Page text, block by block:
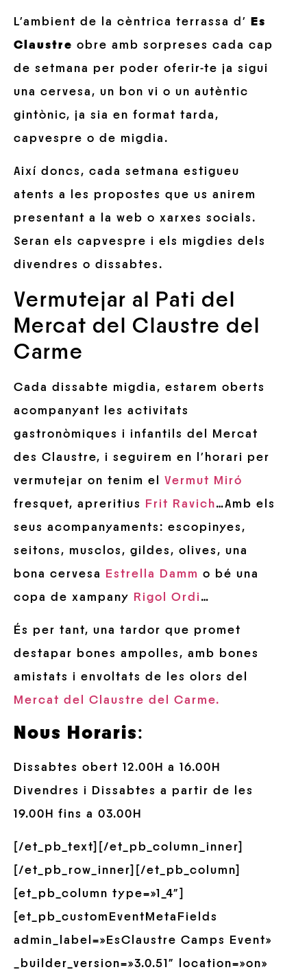
L’ambient de la cèntrica terrassa d’
Es
Claustre obre amb sorpreses cada cap
de setmana per poder oferir-te ja sigui
una cervesa, un bon vi o un autèntic
gintònic, ja sia en format tarda,
capvespre o de migdia.
Així doncs, cada setmana estigueu
atents a les propostes que us anirem
presentant a la web o xarxes socials.
Seran els capvespre i els migdies dels
divendres o dissabtes.
Vermutejar al Pati del
Mercat del Claustre del
Carme
Cada dissabte migdia, estarem oberts
acompanyant les activitats
gastronòmiques i infantils del Mercat
des Claustre, i seguirem en l’horari per
vermutejar on tenim el Vermut Miró
fresquet, apreritius
Frit Ravich…Amb els
seus acompanyaments: escopinyes,
seitons, musclos, gildes, olives, una
bona cervesa
Estrella Damm o bé una
copa de xampany
Rigol Ordi…
És per tant, una tardor que promet
destapar bones ampolles, amb bones
amistats i envoltats de les olors del
Mercat del Claustre del Carme.
Nous Horaris:
Dissabtes obert 12.00H a 16.00H
Divendres i Dissabtes a partir de les
19.00H fins a 03.00H
[/et_pb_text][/et_pb_column_inner]
[/et_pb_row_inner][/et_pb_column]
[et_pb_column type=»1_4″]
[et_pb_customEventMetaFields
admin_label=»EsClaustre Camps Event»
_builder_version=»3.0.51″ location=»on»